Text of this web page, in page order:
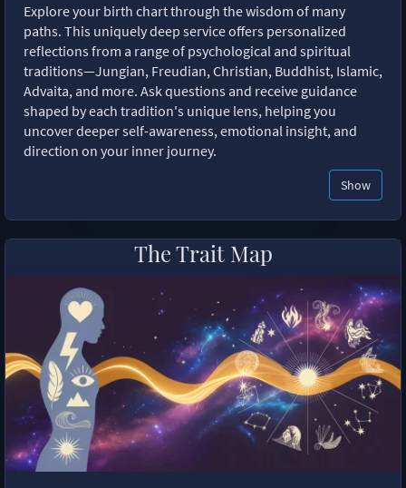
Explore your birth chart through the wisdom of many
paths. This uniquely deep service offers personalized
reflections from a range of psychological and spiritual
traditions—Jungian, Freudian, Christian, Buddhist, Islamic,
Advaita, and more. Ask questions and receive guidance
shaped by each tradition's unique lens, helping you
uncover deeper self-awareness, emotional insight, and
direction on your inner journey.
Show
The Trait Map